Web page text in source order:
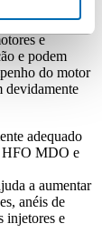
nos óleos
e
e podem
do motor
devidamente
adequado
MDO e
a aumentar
anéis de
injetores e